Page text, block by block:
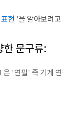
현 '을 알아보려고
문구류:
'연필' 즉 기계 연